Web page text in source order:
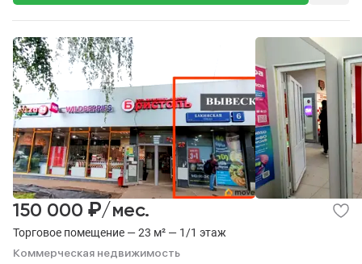
Торговое помещение — 23 м² — 1/1 этаж
Коммерческая недвижимость
150 000 ₽/мес.